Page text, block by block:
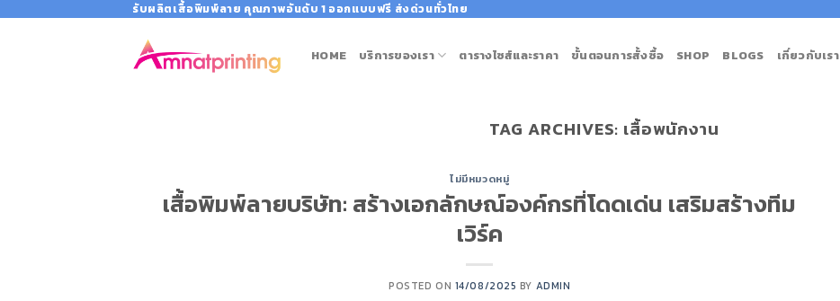
รับผลิตเสื้อพิมพ์ลาย คุณภาพอันดับ 1 ออกแบบฟรี ส่งด่วนทั่วไทย
HOME บริการของเรา ตารางไซส์และราคา ขั้นตอนการสั้งซื้อ SHOP BLOGS เกี่ยวกับเรา
TAG ARCHIVES: เสื้อพนักงาน
ไม่มีหมวดหมู่
เสื้อพิมพ์ลายบริษัท: สร้างเอกลักษณ์องค์กรที่โดดเด่น เสริมสร้างทีม
เวิร์ค
POSTED ON 14/08/2025 BY ADMIN